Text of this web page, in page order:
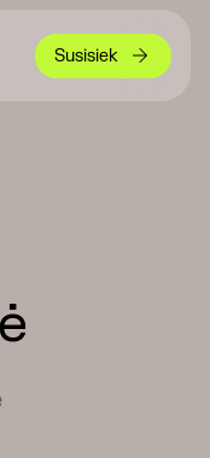
Susisiek